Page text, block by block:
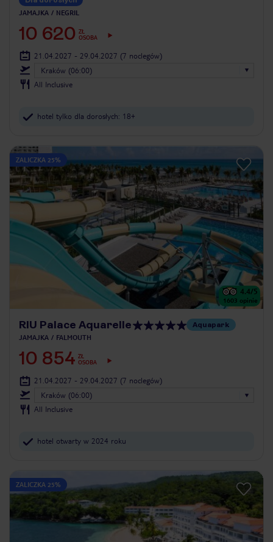
JAMAJKA NEGRIL
10 620 ZŁ
OSOBA
21.04.2027 - 29.04.2027 (7 noclegów)
Kraków (06:00)
All Inclusive
hotel tylko dla dorosłych: 18+
ZALICZKA 25%
4.4/5
1603 opinie
RIU Palace Aquarelle Aquapark
JAMAJKA FALMOUTH
10 854 ZŁ
OSOBA
21.04.2027 - 29.04.2027 (7 noclegów)
Kraków (06:00)
All Inclusive
hotel otwarty w 2024 roku
ZALICZKA 25%